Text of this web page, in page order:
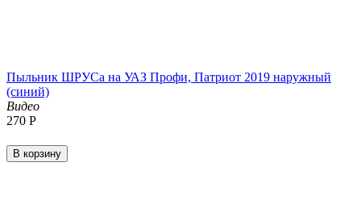
Пыльник ШРУСа на УАЗ Профи, Патриот 2019 наружный
(синий)
Видео
‍270‍ Р
В корзину